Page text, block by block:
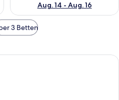
Aug. 14 - Aug. 16
3 Betten
Ein Hotelzimmer mit einem Bett,